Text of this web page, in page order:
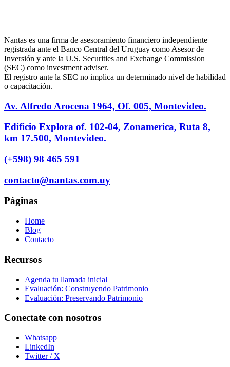
Nantas es una firma de asesoramiento financiero independiente
registrada ante el Banco Central del Uruguay como Asesor de
Inversión y ante la U.S. Securities and Exchange Commission
(SEC) como investment adviser.
El registro ante la SEC no implica un determinado nivel de habilidad
o capacitación.
Av. Alfredo Arocena 1964, Of. 005, Montevideo.
Edificio Explora of. 102-04, Zonamerica, Ruta 8,
km 17.500, Montevideo.
(+598) 98 465 591
contacto@nantas.com.uy
Páginas
Home
Blog
Contacto
Recursos
Agenda tu llamada inicial
Evaluación: Construyendo Patrimonio
Evaluación: Preservando Patrimonio
Conectate con nosotros
Whatsapp
LinkedIn
Twitter / X